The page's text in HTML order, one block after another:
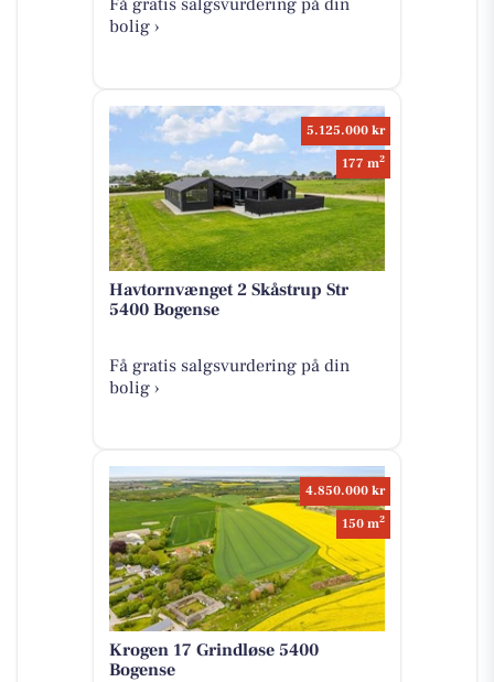
Få gratis salgsvurdering på din
bolig ›
5.125.000 kr
177 m2
Havtornvænget 2 Skåstrup Str
5400 Bogense
Få gratis salgsvurdering på din
bolig ›
4.850.000 kr
150 m2
Krogen 17 Grindløse 5400
Bogense